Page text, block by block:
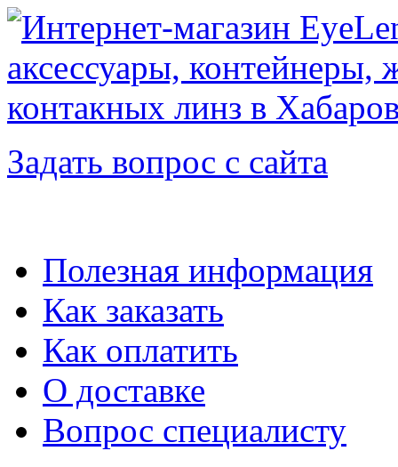
Задать вопрос с сайта
Полезная информация
Как заказать
Как оплатить
О доставке
Вопрос специалисту